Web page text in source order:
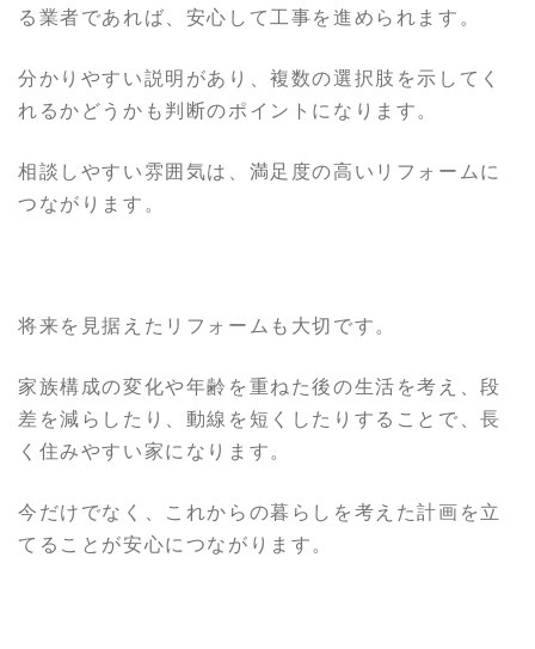
る業者であれば、安心して工事を進められます。
分かりやすい説明があり、複数の選択肢を示してく
れるかどうかも判断のポイントになります。
相談しやすい雰囲気は、満足度の高いリフォームに
つながります。
将来を見据えたリフォームも大切です。
家族構成の変化や年齢を重ねた後の生活を考え、段
差を減らしたり、動線を短くしたりすることで、長
く住みやすい家になります。
今だけでなく、これからの暮らしを考えた計画を立
てることが安心につながります。